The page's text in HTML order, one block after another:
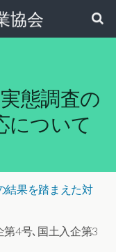
協会
態調査の
について
結果を踏まえた対
4号､国土入企第3